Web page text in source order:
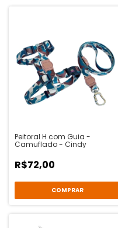
Peitoral H com Guia -
Camuflado - Cindy
R$72,00
COMPRAR